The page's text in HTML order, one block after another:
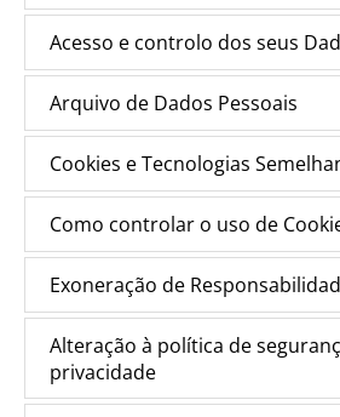
Acesso e controlo dos seus
Arquivo de Dados Pessoais
Cookies e Tecnologias
Como controlar o uso de
Exoneração de
Alteração à política de
privacidade